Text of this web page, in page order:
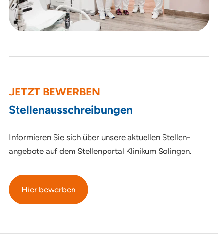
JETZT BEWERBEN
Stellen­ausschreibungen
Informieren Sie sich über unsere aktuellen Stellen­
angebote auf dem Stellen­portal Klinikum Solingen.
Hier bewerben